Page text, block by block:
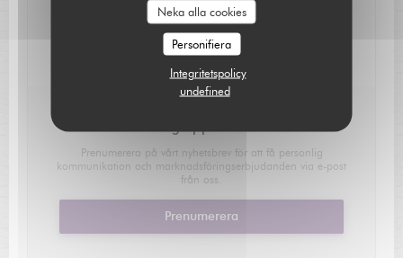
Neka alla cookies
Personifiera
Integritetspolicy
undefined
Prenumerera på vårt nyhetsbrev för att få personlig
kommunikation och marknadsföringserbjudanden via e-post
från oss.
Prenumerera